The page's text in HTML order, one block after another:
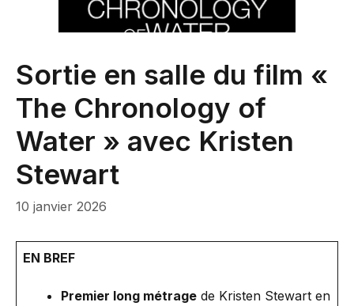
Sortie en salle du film «
The Chronology of
Water » avec Kristen
Stewart
10 janvier 2026
EN BREF
Premier long métrage de Kristen Stewart en